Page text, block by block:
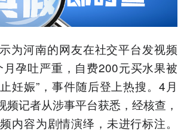
为河南的网友在社交平台发视频
月孕吐严重，自费200元买水果被
妊娠”，事件随后登上热搜。4月
频记者从涉事平台获悉，经核查，
内容为剧情演绎，未进行标注。